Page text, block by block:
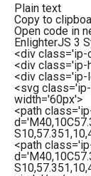
Plain text
Copy to
Open code in
EnlighterJS 3
<div class='ip-
<div class='ip-
<div class='ip-
<svg class=
width='60px'>
<path class=
d=
<path class=
d=